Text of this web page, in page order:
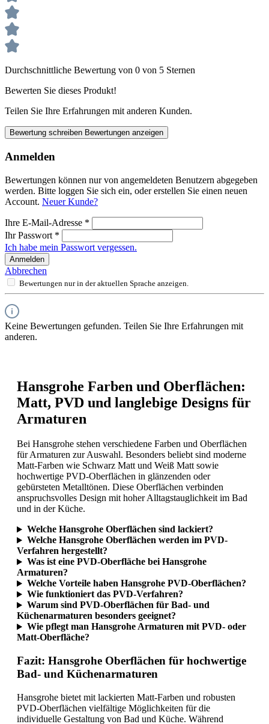
Durchschnittliche Bewertung von 0 von 5 Sternen
Bewerten Sie dieses Produkt!
Teilen Sie Ihre Erfahrungen mit anderen Kunden.
Bewertung schreiben Bewertungen anzeigen
Anmelden
Bewertungen können nur von angemeldeten Benutzern abgegeben
werden. Bitte loggen Sie sich ein, oder erstellen Sie einen neuen
Account. Neuer Kunde?
Ihre E-Mail-Adresse *
Ihr Passwort *
Ich habe mein Passwort vergessen.
Anmelden
Abbrechen
Bewertungen nur in der aktuellen Sprache anzeigen.
Keine Bewertungen gefunden. Teilen Sie Ihre Erfahrungen mit
anderen.
Hansgrohe Farben und Oberflächen:
Matt, PVD und langlebige Designs für
Armaturen
Bei Hansgrohe stehen verschiedene Farben und Oberflächen
für Armaturen zur Auswahl. Besonders beliebt sind moderne
Matt-Farben wie Schwarz Matt und Weiß Matt sowie
hochwertige PVD-Oberflächen in glänzenden oder
gebürsteten Metalltönen. Diese Oberflächen verbinden
anspruchsvolles Design mit hoher Alltagstauglichkeit im Bad
und in der Küche.
Welche Hansgrohe Oberflächen sind lackiert?
Welche Hansgrohe Oberflächen werden im PVD-
Verfahren hergestellt?
Was ist eine PVD-Oberfläche bei Hansgrohe
Armaturen?
Welche Vorteile haben Hansgrohe PVD-Oberflächen?
Wie funktioniert das PVD-Verfahren?
Warum sind PVD-Oberflächen für Bad- und
Küchenarmaturen besonders geeignet?
Wie pflegt man Hansgrohe Armaturen mit PVD- oder
Matt-Oberfläche?
Fazit: Hansgrohe Oberflächen für hochwertige
Bad- und Küchenarmaturen
Hansgrohe bietet mit lackierten Matt-Farben und robusten
PVD-Oberflächen vielfältige Möglichkeiten für die
individuelle Gestaltung von Bad und Küche. Während